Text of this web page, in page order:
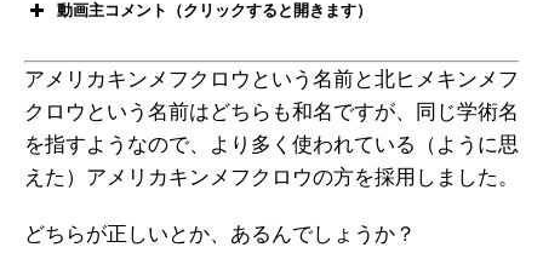
動画主コメント（クリックすると開きます）
アメリカキンメフクロウという名前と北ヒメキンメフ
クロウという名前はどちらも和名ですが、同じ学術名
を指すようなので、より多く使われている（ように思
えた）アメリカキンメフクロウの方を採用しました。
どちらが正しいとか、あるんでしょうか？